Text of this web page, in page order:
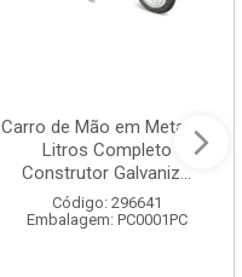
Carro de Mão em Metal 60
Litros Completo
Construtor Galvaniz...
Código: 296641
Embalagem: PC0001PC